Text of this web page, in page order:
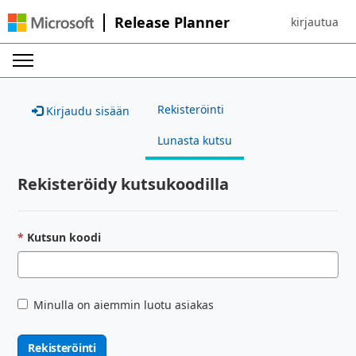
Release Planner Sign in to
kirjautua
Kirjaudu sisään Rekisteröinti
Lunasta kutsu
Rekisteröidy kutsukoodilla
Kutsun koodi
Minulla on aiemmin luotu asiakas
Rekisteröinti